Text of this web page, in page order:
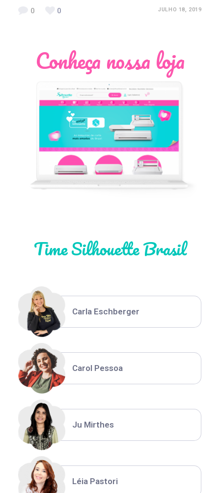
0 0 JULHO 18, 2019
Conheça nossa loja
Time Silhouette Brasil
Léia Pastori
Thiara Ney
Carla Eschberger
Carol Pessoa
Ju Mirthes
Léia Pastori